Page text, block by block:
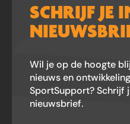
SCHRIJF JE
Wil je op de hoogte
nieuws en
SportSupport? Schrijf
nieuwsbrief.